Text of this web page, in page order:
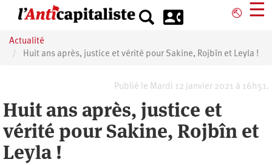
principal
⎋ ☰
Actualité
Huit ans après, justice et vérité pour Sakine, Rojbîn et Leyla !
Publié le Mardi 12 janvier 2021 à 16h51.
Huit ans après, justice et
vérité pour Sakine, Rojbîn et
Leyla !